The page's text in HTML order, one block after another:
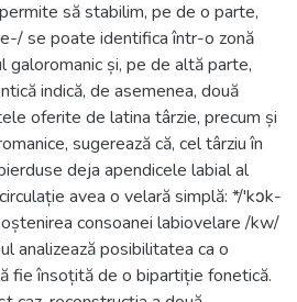
să stabilim, pe de o parte,
se poate identifica într-o zonă
galoromanic și, pe de altă parte,
indică, de asemenea, două
oferite de latina târzie, precum și
sugerează că, cel târziu în
deja apendicele labial al
avea o velară simplă: */'kɔk-
consoanei labiovelare /kw/
analizează posibilitatea ca o
fie însoțită de o bipartiție fonetică.